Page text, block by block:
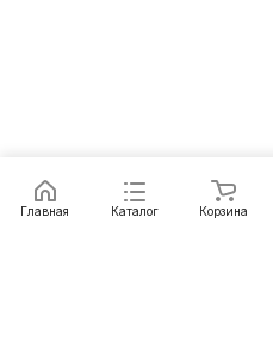
Главная Каталог Корзина